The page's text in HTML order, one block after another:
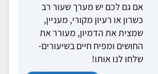
אם גם לכם יש מערך שעור רב
כשרון או רעיון מקורי, מעניין,
שמצית את הדמיון, מעורר את
החושים ומפיח חיים בשיעורים-
שלחו לנו אותו!